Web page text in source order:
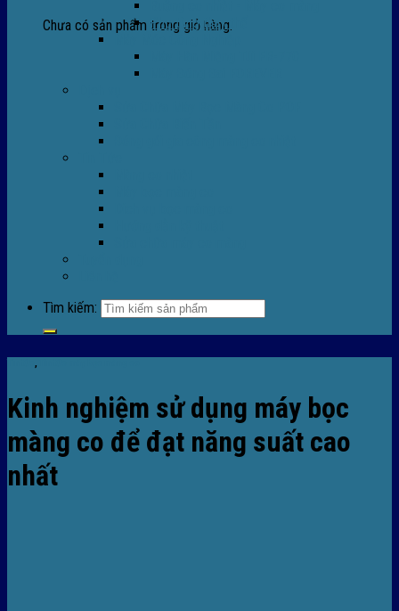
Chưa có sản phẩm trong giỏ hàng.
Phụ tùng thay thế
Tìm kiếm:
,
Kinh nghiệm sử dụng máy bọc
màng co để đạt năng suất cao
nhất